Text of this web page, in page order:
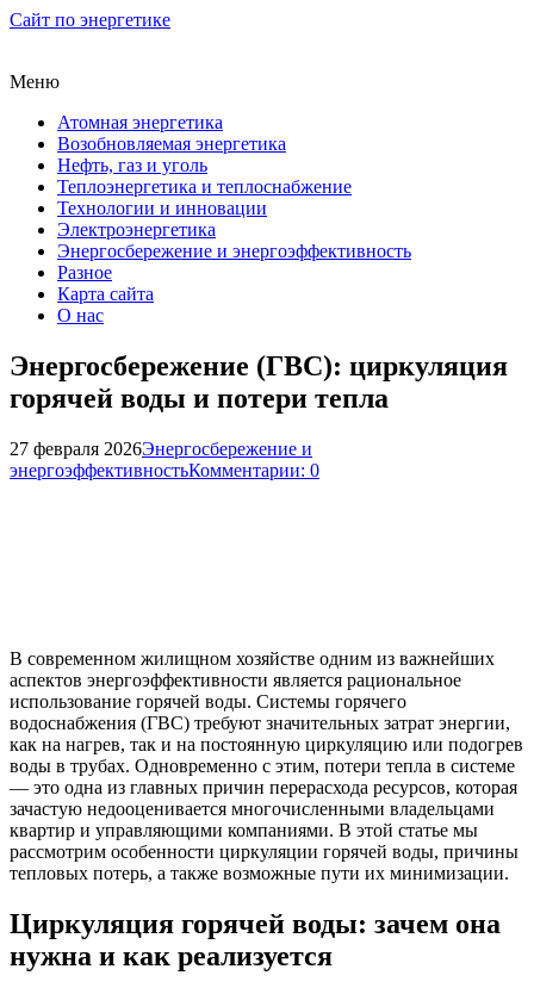
Сайт по энергетике
Меню
Атомная энергетика
Возобновляемая энергетика
Нефть, газ и уголь
Теплоэнергетика и теплоснабжение
Технологии и инновации
Электроэнергетика
Энергосбережение и энергоэффективность
Разное
Карта сайта
О нас
Энергосбережение (ГВС): циркуляция
горячей воды и потери тепла
27 февраля 2026Энергосбережение и
энергоэффективностьКомментарии: 0
В современном жилищном хозяйстве одним из важнейших
аспектов энергоэффективности является рациональное
использование горячей воды. Системы горячего
водоснабжения (ГВС) требуют значительных затрат энергии,
как на нагрев, так и на постоянную циркуляцию или подогрев
воды в трубах. Одновременно с этим, потери тепла в системе
— это одна из главных причин перерасхода ресурсов, которая
зачастую недооценивается многочисленными владельцами
квартир и управляющими компаниями. В этой статье мы
рассмотрим особенности циркуляции горячей воды, причины
тепловых потерь, а также возможные пути их минимизации.
Циркуляция горячей воды: зачем она
нужна и как реализуется